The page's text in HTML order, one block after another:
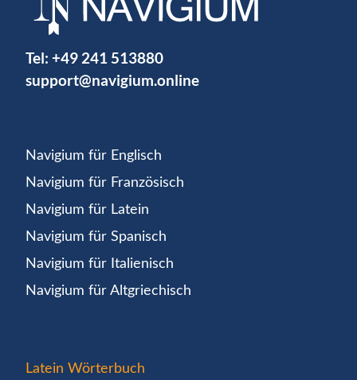
Tel: +49 241 513880
support@navigium.online
Navigium für Englisch
Navigium für Französisch
Navigium für Latein
Navigium für Spanisch
Navigium für Italienisch
Navigium für Altgriechisch
Latein Wörterbuch